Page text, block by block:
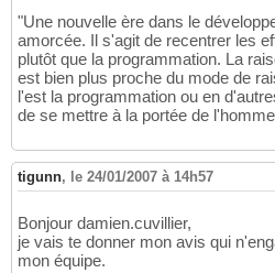
"Une nouvelle ère dans le
amorcée. Il s'agit de recentrer les
plutôt que la programmation. La
est bien plus proche du mode de
l'est la programmation ou en
de se mettre à la portée de
tigunn, le 24/01/2007 à 14h57
Bonjour damien.cuvillier,
je vais te donner mon avis qui
mon équipe.